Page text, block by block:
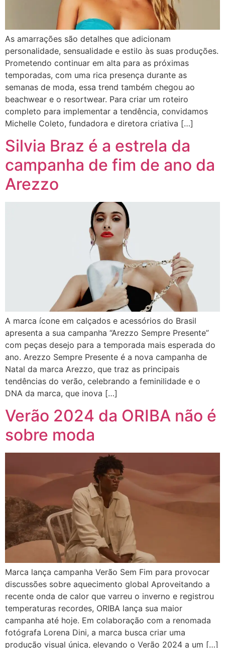
As amarrações são detalhes que adicionam
personalidade, sensualidade e estilo às suas produções.
Prometendo continuar em alta para as próximas
temporadas, com uma rica presença durante as
semanas de moda, essa trend também chegou ao
beachwear e o resortwear. Para criar um roteiro
completo para implementar a tendência, convidamos
Michelle Coleto, fundadora e diretora criativa […]
Silvia Braz é a estrela da
campanha de fim de ano da
Arezzo
A marca ícone em calçados e acessórios do Brasil
apresenta a sua campanha “Arezzo Sempre Presente”
com peças desejo para a temporada mais esperada do
ano. Arezzo Sempre Presente é a nova campanha de
Natal da marca Arezzo, que traz as principais
tendências do verão, celebrando a feminilidade e o
DNA da marca, que inova […]
Verão 2024 da ORIBA não é
sobre moda
Marca lança campanha Verão Sem Fim para provocar
discussões sobre aquecimento global Aproveitando a
recente onda de calor que varreu o inverno e registrou
temperaturas recordes, ORIBA lança sua maior
campanha até hoje. Em colaboração com a renomada
fotógrafa Lorena Dini, a marca busca criar uma
produção visual única, elevando o Verão 2024 a um […]